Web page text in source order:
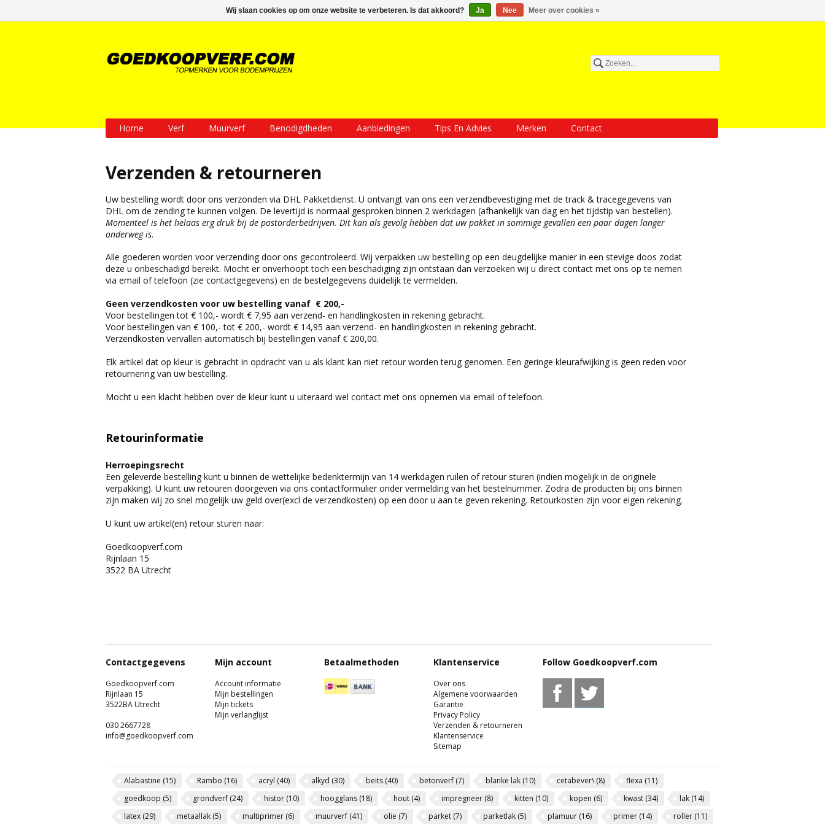
Inloggen Een account aanmaken Mijn winkelwagen €0,00
Home Verf Muurverf Benodigdheden Aanbiedingen Tips En Advies Merken Contact
Verzenden & retourneren
Uw bestelling wordt door ons verzonden via DHL Pakketdienst. U ontvangt van ons een verzendbevestiging met de track & tracegegevens van
DHL om de zending te kunnen volgen. De levertijd is normaal gesproken binnen 2 werkdagen (afhankelijk van dag en het tijdstip van bestellen).
Momenteel is het helaas erg druk bij de postorderbedrijven. Dit kan als gevolg hebben dat uw pakket in sommige gevallen een paar dagen langer
onderweg is.
Alle goederen worden voor verzending door ons gecontroleerd. Wij verpakken uw bestelling op een deugdelijke manier in een stevige doos zodat
deze u onbeschadigd bereikt. Mocht er onverhoopt toch een beschadiging zijn ontstaan dan verzoeken wij u direct contact met ons op te nemen
via email of telefoon (zie contactgegevens) en de bestelgegevens duidelijk te vermelden.
Geen verzendkosten voor uw bestelling vanaf € 200,-
Voor bestellingen tot € 100,- wordt € 7,95 aan verzend- en handlingkosten in rekening gebracht.
Voor bestellingen van € 100,- tot € 200,- wordt € 14,95 aan verzend- en handlingkosten in rekening gebracht.
Verzendkosten vervallen automatisch bij bestellingen vanaf € 200,00.
Elk artikel dat op kleur is gebracht in opdracht van u als klant kan niet retour worden terug genomen. Een geringe kleurafwijking is geen reden voor
retournering van uw bestelling.
Mocht u een klacht hebben over de kleur kunt u uiteraard wel contact met ons opnemen via email of telefoon.
Retourinformatie
Herroepingsrecht
Een geleverde bestelling kunt u binnen de wettelijke bedenktermijn van 14 werkdagen ruilen of retour sturen (indien mogelijk in de originele
verpakking). U kunt uw retouren doorgeven via ons contactformulier onder vermelding van het bestelnummer. Zodra de producten bij ons binnen
zijn maken wij zo snel mogelijk uw geld over(excl de verzendkosten) op een door u aan te geven rekening. Retourkosten zijn voor eigen rekening.
U kunt uw artikel(en) retour sturen naar:
Goedkoopverf.com
Rijnlaan 15
3522 BA Utrecht
Contactgegevens
Goedkoopverf.com
Rijnlaan 15
3522BA Utrecht
030 2667728
info@goedkoopverf.com
Mijn account
Account informatie
Mijn bestellingen
Mijn tickets
Mijn verlanglijst
Betaalmethoden Klantenservice
Over ons
Algemene voorwaarden
Garantie
Privacy Policy
Verzenden & retourneren
Klantenservice
Sitemap
Follow Goedkoopverf.com
Alabastine (15) Rambo (16) acryl (40) alkyd (30) beits (40) betonverf (7) blanke lak (10) cetabever\(8) flexa (11)
goedkoop (5) grondverf (24) histor (10) hoogglans (18) hout (4) impregneer (8) kitten (10) kopen (6) kwast (34) lak (14)
latex (29) metaallak (5) multiprimer (6) muurverf (41) olie (7) parket (7) parketlak (5) plamuur (16) primer (14) roller (11)
Wij slaan cookies op om onze website te verbeteren. Is dat akkoord? Ja Nee Meer over cookies »